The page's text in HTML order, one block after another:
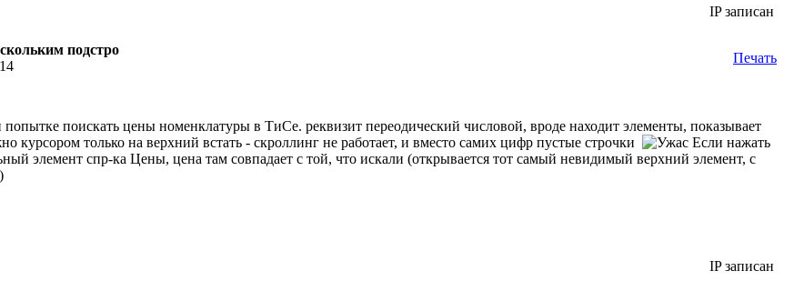
IP записан
подстро
Печать
поискать цены номенклатуры в ТиСе. реквизит переодический числовой, вроде находит элементы, показывает
курсором только на верхний встать - скроллинг не работает, и вместо самих цифр пустые строчки
Если нажать
элемент спр-ка Цены, цена там совпадает с той, что искали (открывается тот самый невидимый верхний элемент, с
IP записан